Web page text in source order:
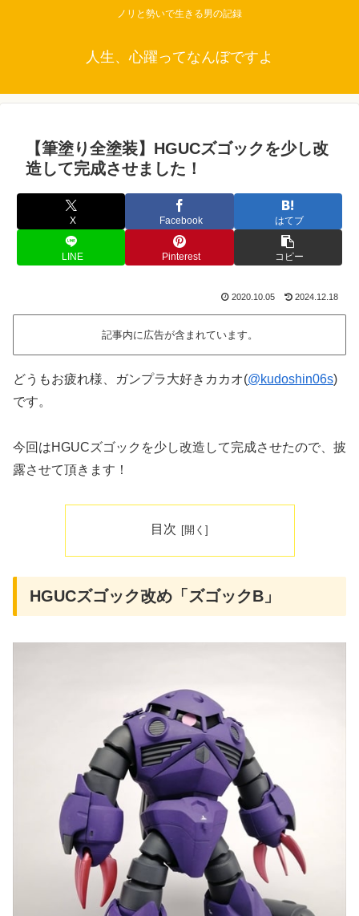
ノリと勢いで生きる男の記録
人生、心躍ってなんぼですよ
【筆塗り全塗装】HGUCズゴックを少し改
造して完成させました！
X Facebook はてブ
LINE Pinterest コピー
2020.10.05 2024.12.18
記事内に広告が含まれています。
どうもお疲れ様、ガンプラ大好きカカオ(@kudoshin06s)
です。
今回はHGUCズゴックを少し改造して完成させたので、披
露させて頂きます！
目次
HGUCズゴック改め「ズゴックB」